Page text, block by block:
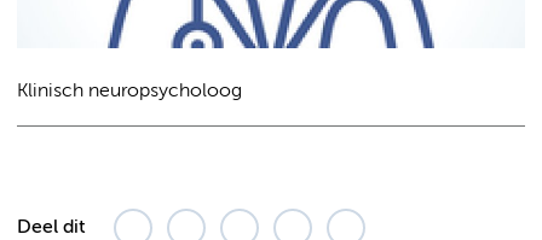
Klinisch neuropsycholoog
Deel dit